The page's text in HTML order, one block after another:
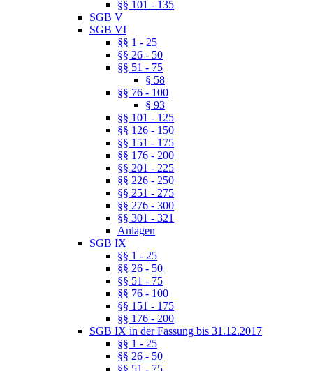
§§ 101 - 135
SGB V
SGB VI
§§ 1 - 25
§§ 26 - 50
§§ 51 - 75
§ 58
§§ 76 - 100
§ 93
§§ 101 - 125
§§ 126 - 150
§§ 151 - 175
§§ 176 - 200
§§ 201 - 225
§§ 226 - 250
§§ 251 - 275
§§ 276 - 300
§§ 301 - 321
Anlagen
SGB IX
§§ 1 - 25
§§ 26 - 50
§§ 51 - 75
§§ 76 - 100
§§ 151 - 175
§§ 176 - 200
SGB IX in der Fassung bis 31.12.2017
§§ 1 - 25
§§ 26 - 50
§§ 51 - 75